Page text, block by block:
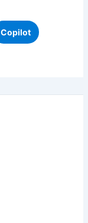
Copilot